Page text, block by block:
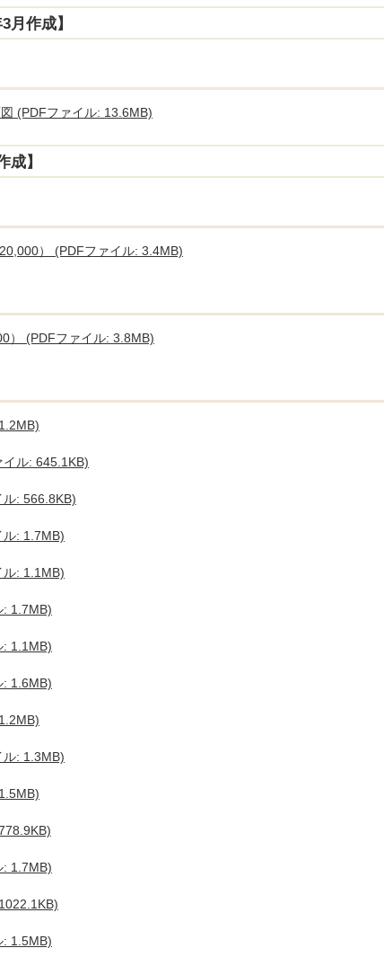
月作成】
(PDFファイル: 13.6MB)
】
） (PDFファイル: 3.4MB)
） (PDFファイル: 3.8MB)
ル: 645.1KB)
: 566.8KB)
ル: 1.7MB)
ル: 1.1MB)
: 1.7MB)
: 1.1MB)
: 1.6MB)
ル: 1.3MB)
: 1.7MB)
: 1.5MB)